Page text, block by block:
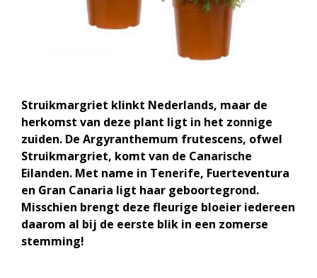
Struikmargriet klinkt Nederlands, maar de
herkomst van deze plant ligt in het zonnige
zuiden. De Argyranthemum frutescens, ofwel
Struikmargriet, komt van de Canarische
Eilanden. Met name in Tenerife, Fuerteventura
en Gran Canaria ligt haar geboortegrond.
Misschien brengt deze fleurige bloeier iedereen
daarom al bij de eerste blik in een zomerse
stemming!